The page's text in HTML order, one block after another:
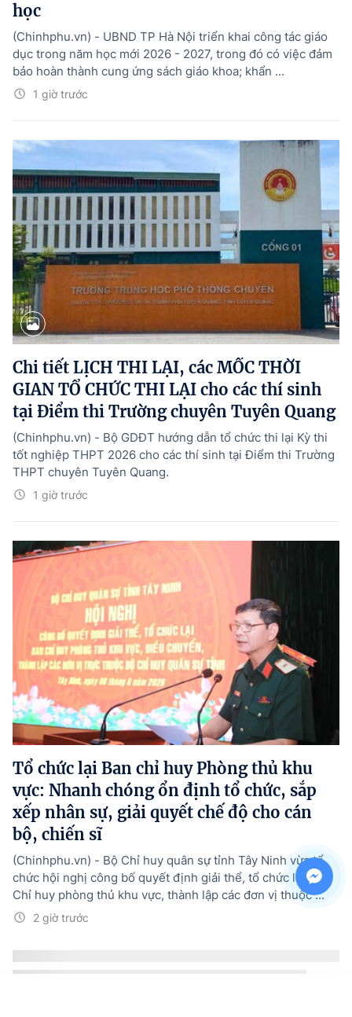
học
1 giờ trước
(Chinhphu.vn) - UBND TP Hà Nội triển khai công tác giáo
dục trong năm học mới 2026 - 2027, trong đó có việc đảm
bảo hoàn thành cung ứng sách giáo khoa; khẩn ...
Chi tiết LỊCH THI LẠI, các MỐC THỜI
GIAN TỔ CHỨC THI LẠI cho các thí sinh
tại Điểm thi Trường chuyên Tuyên Quang
1 giờ trước
(Chinhphu.vn) - Bộ GDĐT hướng dẫn tổ chức thi lại Kỳ thi
tốt nghiệp THPT 2026 cho các thí sinh tại Điểm thi Trường
THPT chuyên Tuyên Quang.
Tổ chức lại Ban chỉ huy Phòng thủ khu
vực: Nhanh chóng ổn định tổ chức, sắp
xếp nhân sự, giải quyết chế độ cho cán
bộ, chiến sĩ
2 giờ trước
(Chinhphu.vn) - Bộ Chỉ huy quân sự tỉnh Tây Ninh vừa tổ
chức hội nghị công bố quyết định giải thể, tổ chức lại Ban
Chỉ huy phòng thủ khu vực, thành lập các đơn vị thuộc ...